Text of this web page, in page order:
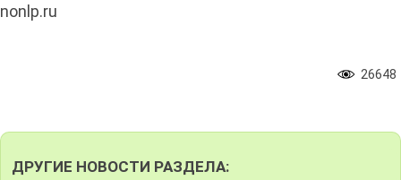
nonlp.ru
26648
ДРУГИЕ НОВОСТИ РАЗДЕЛА: